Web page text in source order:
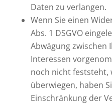
Daten zu verlangen.
Wenn Sie einen
Abs. 1 DSGVO
Abwägung zwischen
Interessen
noch nicht feststeht,
überwiegen, haben
Einschränkung der